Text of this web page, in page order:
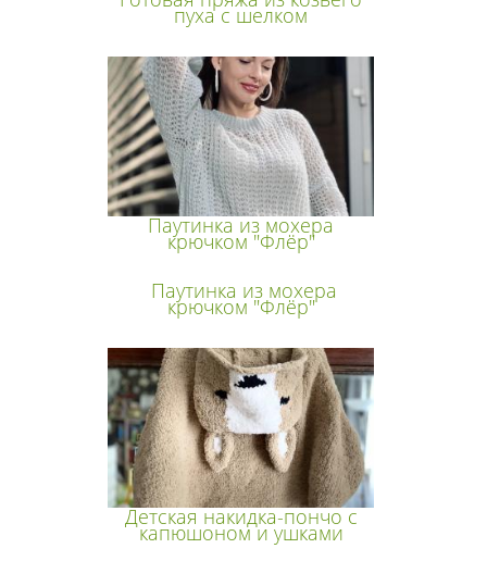
пуха с шелком
Паутинка из мохера
крючком "Флёр"
Паутинка из мохера
крючком "Флёр"
Детская накидка-пончо с
капюшоном и ушками